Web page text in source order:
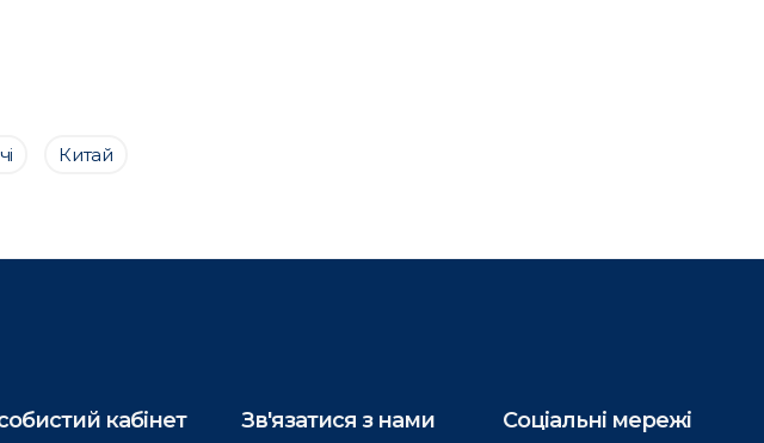
Китай
кабінет Зв'язатися з нами Соціальні мережі